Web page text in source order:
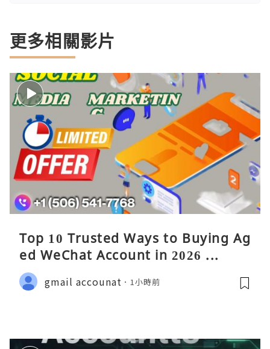
更多相關影片
Top 10 Trusted Ways to Buying Ag
ed WeChat Account in 2026 ...
gmail accounat 1小時前